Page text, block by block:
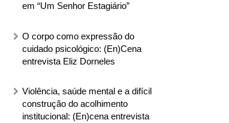
em “Um Senhor Estagiário”
O corpo como expressão do
cuidado psicológico: (En)Cena
entrevista Eliz Dorneles
Violência, saúde mental e a difícil
construção do acolhimento
institucional: (En)cena entrevista